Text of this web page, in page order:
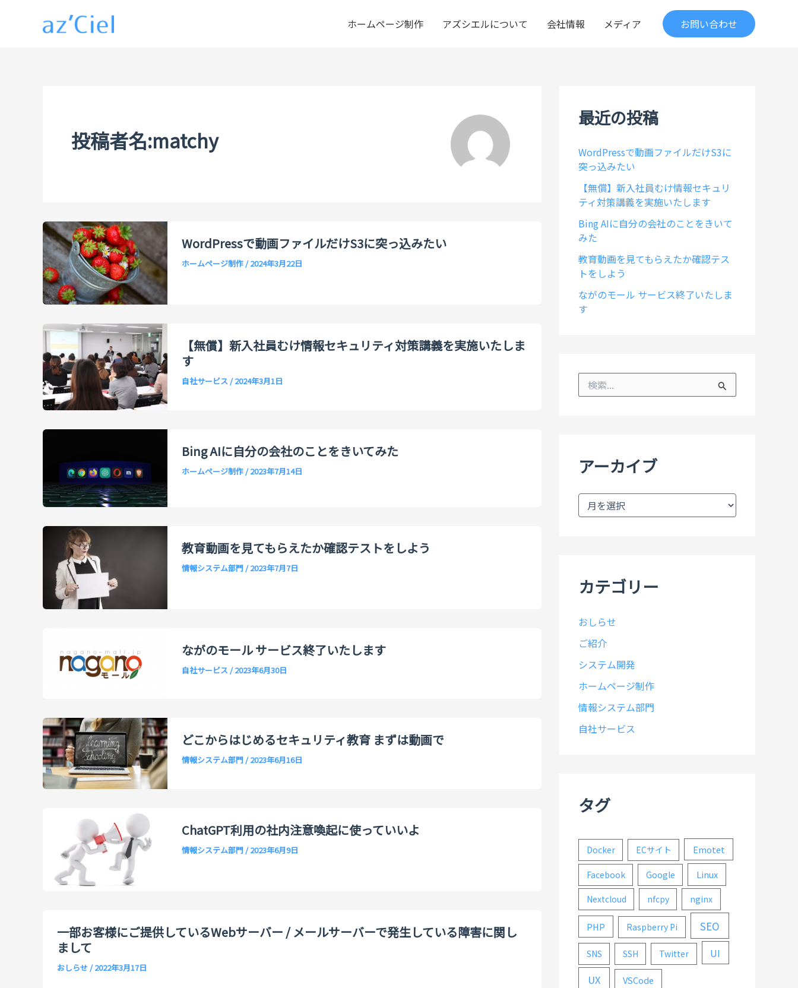
ホームページ制作 アズシエルについて 会社情報 メディア お問い合わせ
投稿者名:matchy
WordPressで動画ファイルだけS3に突っ込みたい
ホームページ制作/2024年3月22日
【無償】新入社員むけ情報セキュリティ対策講義を実施いたしま
す
自社サービス /2024年3月1日
Bing AIに自分の会社のことをきいてみた
ホームページ制作 /2023年7月14日
教育動画を見てもらえたか確認テストをしよう
情報システム部門 /2023年7月7日
ながのモール サービス終了いたします
自社サービス /2023年6月30日
どこからはじめるセキュリティ教育 まずは動画で
情報システム部門 /2023年6月16日
ChatGPT利用の社内注意喚起に使っていいよ
情報システム部門 /2023年6月9日
一部お客様にご提供しているWebサーバー / メールサーバーで発生している障害に関し
まして
おしらせ /2022年3月17日
最近の投稿
WordPressで動画ファイルだけS3に
突っ込みたい
【無償】新入社員むけ情報セキュリ
ティ対策講義を実施いたします
Bing AIに自分の会社のことをきいて
みた
教育動画を見てもらえたか確認テス
トをしよう
ながのモール サービス終了いたしま
す
アーカイブ
ア
カテゴリー
おしらせ
ご紹介
システム開発
ホームページ制作
情報システム部門
自社サービス
タグ
Docker ECサイト Emotet
Facebook Google Linux
Nextcloud nfcpy nginx
PHP Raspberry Pi SEO
SNS SSH Twitter UI
UX VSCode